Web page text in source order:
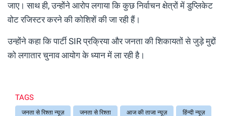
जाए। साथ ही, उन्होंने आरोप लगाया कि कुछ निर्वाचन क्षेत्रों में डुप्लिकेट
वोट रजिस्टर करने की कोशिशें की जा रही हैं।
उन्होंने कहा कि पार्टी SIR प्रक्रिया और जनता की शिकायतों से जुड़े मुद्दों
को लगातार चुनाव आयोग के ध्यान में ला रही है।
TAGS
जनता से रिश्ता न्यूज़ जनता से रिश्ता आज की ताजा न्यूज़ हिंन्दी न्यूज़